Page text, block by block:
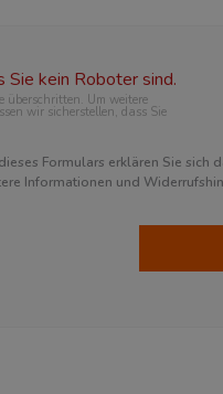
Sie kein Roboter sind.
Um weitere
wir sicherstellen, dass Sie
Formulars erklären Sie sich
Informationen und